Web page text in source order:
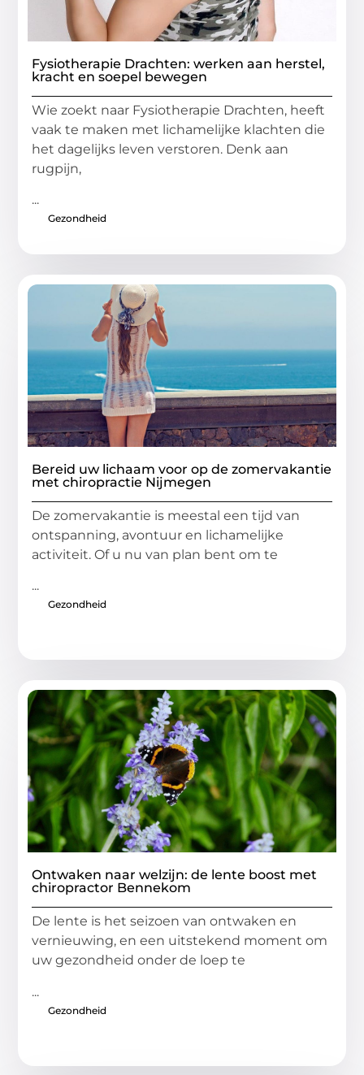
Fysiotherapie Drachten: werken aan herstel,
kracht en soepel bewegen
Wie zoekt naar Fysiotherapie Drachten, heeft
vaak te maken met lichamelijke klachten die
het dagelijks leven verstoren. Denk aan
rugpijn,
...
Gezondheid
Bereid uw lichaam voor op de zomervakantie
met chiropractie Nijmegen
De zomervakantie is meestal een tijd van
ontspanning, avontuur en lichamelijke
activiteit. Of u nu van plan bent om te
...
Gezondheid
Ontwaken naar welzijn: de lente boost met
chiropractor Bennekom
De lente is het seizoen van ontwaken en
vernieuwing, en een uitstekend moment om
uw gezondheid onder de loep te
...
Gezondheid